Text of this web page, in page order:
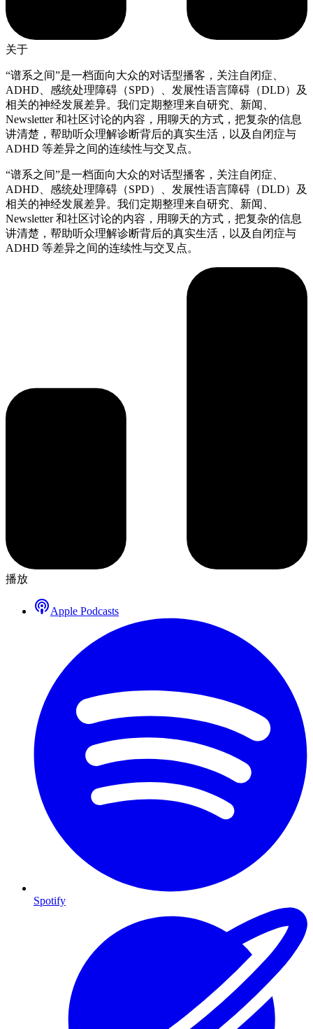
关于
“谱系之间”是一档面向大众的对话型播客，关注自闭症、
ADHD、感统处理障碍（SPD）、发展性语言障碍（DLD）及
相关的神经发展差异。我们定期整理来自研究、新闻、
Newsletter 和社区讨论的内容，用聊天的方式，把复杂的信息
讲清楚，帮助听众理解诊断背后的真实生活，以及自闭症与
ADHD 等差异之间的连续性与交叉点。
“谱系之间”是一档面向大众的对话型播客，关注自闭症、
ADHD、感统处理障碍（SPD）、发展性语言障碍（DLD）及
相关的神经发展差异。我们定期整理来自研究、新闻、
Newsletter 和社区讨论的内容，用聊天的方式，把复杂的信息
讲清楚，帮助听众理解诊断背后的真实生活，以及自闭症与
ADHD 等差异之间的连续性与交叉点。
播放
Apple Podcasts
Spotify